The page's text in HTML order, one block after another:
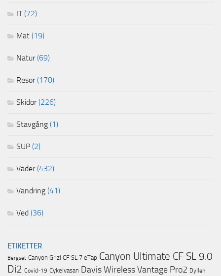
IT(72)
Mat (19)
Natur(69)
Resor(170)
Skidor(226)
Stavgång (1)
SUP (2)
Väder(432)
Vandring (41)
Ved (36)
ETIKETTER
Bergset Canyon Grizl CF SL 7 eTap Canyon Ultimate CF SL 9.0
Di2 Covid-19 Cykelvasan Davis Wireless Vantage Pro2 Dyllen